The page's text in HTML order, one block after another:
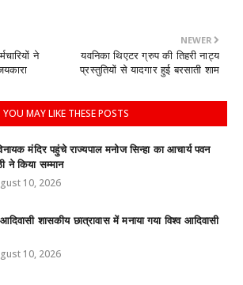
NEWER
यवनिका थिएटर ग्रुप की तिहरी नाट्य
प्रस्तुतियों से यादगार हुई बरसाती शाम
ने
YOU MAY LIKE THESE POSTS
मंदिर पहुंचे राज्यपाल मनोज सिन्हा का आचार्य पवन
ने किया सम्मान
10, 2026
शासकीय छात्रावास में मनाया गया विश्व आदिवासी
10, 2026